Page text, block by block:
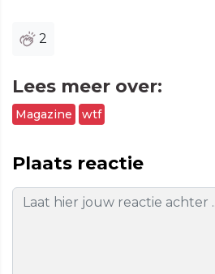
2
Lees meer over:
Magazine wtf
Plaats reactie